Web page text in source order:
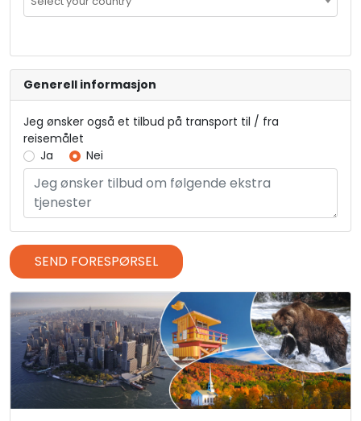
Generell informasjon
Jeg ønsker også et tilbud på transport til / fra
reisemålet
Ja
Nei
SEND FORESPØRSEL